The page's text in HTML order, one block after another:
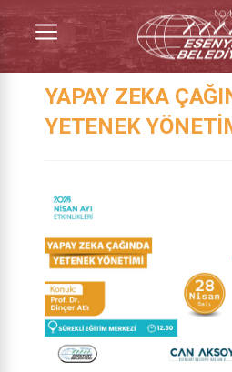
YAPAY ZEKA
YETENEK